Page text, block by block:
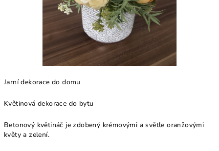
Jarní dekorace do domu
Květinová dekorace do bytu
Betonový květináč je zdobený krémovými a světle oranžovými
květy a zelení.